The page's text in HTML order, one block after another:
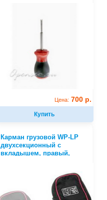
Цена: 700 р.
Купить
Карман грузовой WP-LP
двухсекционный с
вкладышем, правый,